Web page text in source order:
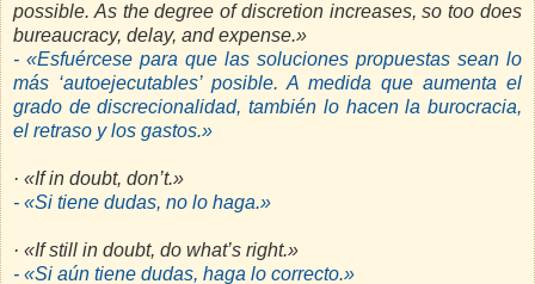
possible. As the degree of discretion increases, so too does
bureaucracy, delay, and expense.»
- «Esfuércese para que las soluciones propuestas sean lo
más ‘autoejecutables’ posible. A medida que aumenta el
grado de discrecionalidad, también lo hacen la burocracia,
el retraso y los gastos.»
· «If in doubt, don’t.»
- «Si tiene dudas, no lo haga.»
· «If still in doubt, do what’s right.»
- «Si aún tiene dudas, haga lo correcto.»